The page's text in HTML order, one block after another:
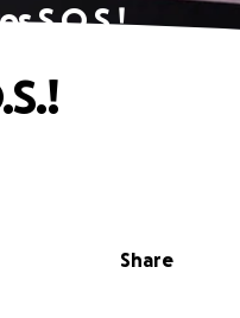
S.O.S.!
Share